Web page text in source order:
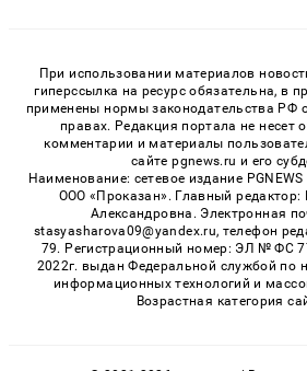
При использовании материалов
гиперссылка на ресурс обязательна, в
применены нормы законодательства РФ
правах. Редакция портала не несет
комментарии и материалы
сайте pgnews.ru и его
Наименование: сетевое издание
ООО «Проказан». Главный
Александровна. Электронная
stasyasharova09@yandex.ru, телефон
79. Регистрационный номер: ЭЛ № ФС
2022г. выдан Федеральной службой по
информационных технологий и
Возрастная категория